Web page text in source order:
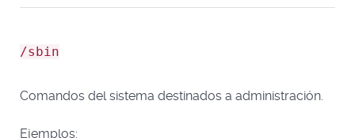
/sbin
Comandos del sistema destinados a administración.
Ejemplos: